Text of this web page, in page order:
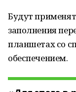
Будут
заполнения
планшетах со
обеспечением.